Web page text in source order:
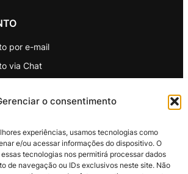
o consentimento
experiências, usamos tecnologias como
e/ou acessar informações do dispositivo. O
tecnologias nos permitirá processar dados
de navegação ou IDs exclusivos neste site. Não
por e-mail
via Chat
e Devoluções